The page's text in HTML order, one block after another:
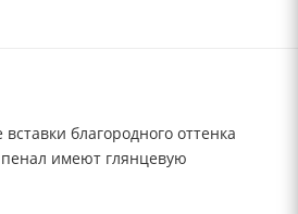
благородного оттенка
имеют глянцевую